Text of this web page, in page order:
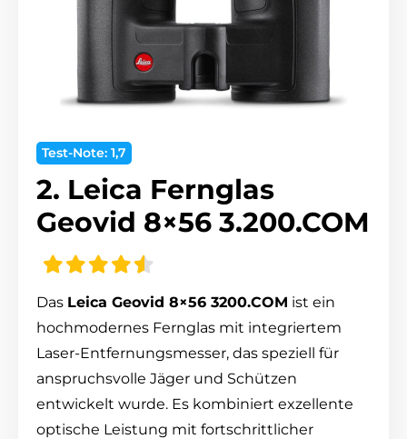
Test-Note: 1,7
2. Leica Fernglas
Geovid 8×56 3.200.COM
Das Leica Geovid 8×56 3200.COM ist ein
hochmodernes Fernglas mit integriertem
Laser-Entfernungsmesser, das speziell für
anspruchsvolle Jäger und Schützen
entwickelt wurde. Es kombiniert exzellente
optische Leistung mit fortschrittlicher